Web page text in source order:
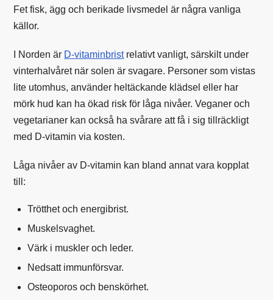
Fet fisk, ägg och berikade livsmedel är några vanliga
källor.
I Norden är D-vitaminbristrelativt vanligt, särskilt under
vinterhalvåret när solen är svagare. Personer som vistas
lite utomhus, använder heltäckande klädsel eller har
mörk hud kan ha ökad risk för låga nivåer. Veganer och
vegetarianer kan också ha svårare att få i sig tillräckligt
med D-vitamin via kosten.
Låga nivåer av D-vitamin kan bland annat vara kopplat
till:
Trötthet och energibrist.
Muskelsvaghet.
Värk i muskler och leder.
Nedsatt immunförsvar.
Osteoporos och benskörhet.